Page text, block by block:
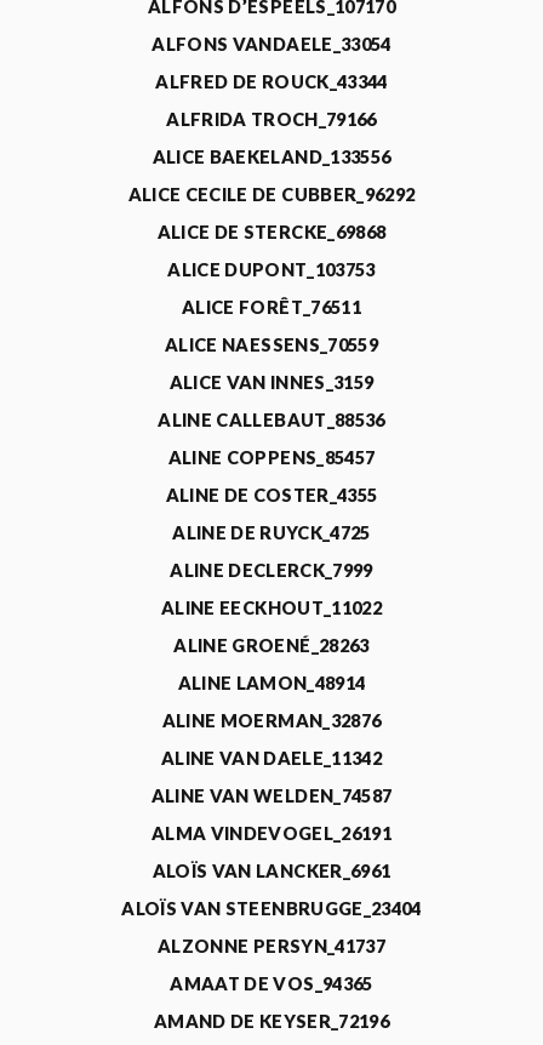
ALFONS D’ESPEELS_107170
ALFONS VANDAELE_33054
ALFRED DE ROUCK_43344
ALFRIDA TROCH_79166
ALICE BAEKELAND_133556
ALICE CECILE DE CUBBER_96292
ALICE DE STERCKE_69868
ALICE DUPONT_103753
ALICE FORÊT_76511
ALICE NAESSENS_70559
ALICE VAN INNES_3159
ALINE CALLEBAUT_88536
ALINE COPPENS_85457
ALINE DE COSTER_4355
ALINE DE RUYCK_4725
ALINE DECLERCK_7999
ALINE EECKHOUT_11022
ALINE GROENÉ_28263
ALINE LAMON_48914
ALINE MOERMAN_32876
ALINE VAN DAELE_11342
ALINE VAN WELDEN_74587
ALMA VINDEVOGEL_26191
ALOÏS VAN LANCKER_6961
ALOÏS VAN STEENBRUGGE_23404
ALZONNE PERSYN_41737
AMAAT DE VOS_94365
AMAND DE KEYSER_72196